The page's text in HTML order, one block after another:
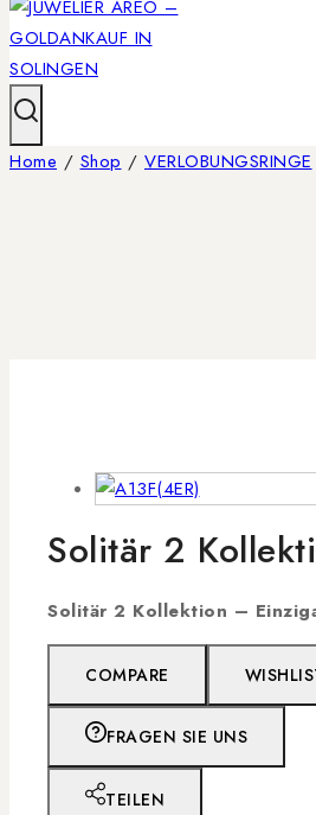
Home / Shop / VERLOBUNGSRINGE
Solitär 2
Solitär 2 Kollektion –
COMPARE
FRAGEN SIE UNS
TEILEN